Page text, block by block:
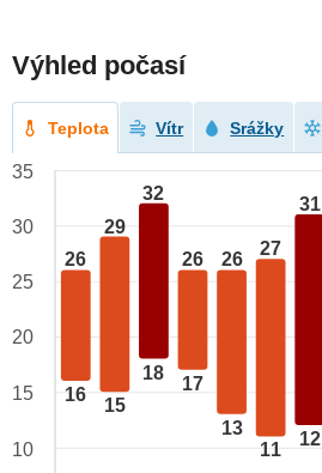
Výhled počasí
Teplota Vítr Srážky
26
16
29
15
32
18
26
17
26
13
27
11
31
12
35
30
25
20
15
10